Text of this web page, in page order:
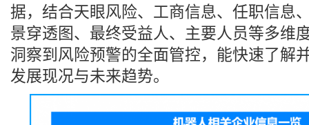
据，结合天眼风险、工商信息、任职信息
景穿透图、最终受益人、主要人员等多维
洞察到风险预警的全面管控，能快速了解
发展现况与未来趋势。